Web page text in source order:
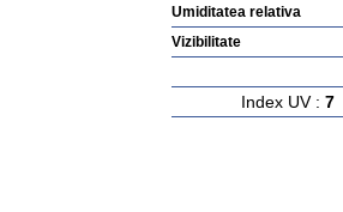
Umiditatea relativa
Vizibilitate
Index UV : 7